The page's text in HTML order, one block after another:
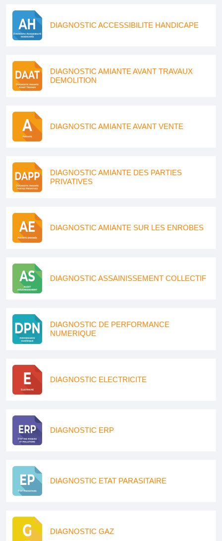
DIAGNOSTIC ACCESSIBILITE HANDICAPE
DIAGNOSTIC AMIANTE AVANT TRAVAUX
DEMOLITION
DIAGNOSTIC AMIANTE AVANT VENTE
DIAGNOSTIC AMIANTE DES PARTIES
PRIVATIVES
DIAGNOSTIC AMIANTE SUR LES ENROBES
DIAGNOSTIC ASSAINISSEMENT COLLECTIF
DIAGNOSTIC DE PERFORMANCE
NUMERIQUE
DIAGNOSTIC ELECTRICITE
DIAGNOSTIC ERP
DIAGNOSTIC ETAT PARASITAIRE
DIAGNOSTIC GAZ